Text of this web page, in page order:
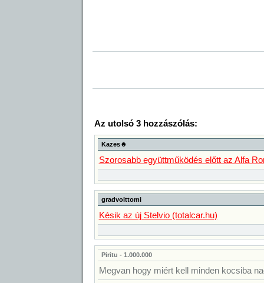
Az utolsó 3 hozzászólás:
Kazes☻
Szorosabb együttműködés előtt az Alfa
gradvolttomi
Késik az új Stelvio (totalcar.hu)
Piritu - 1.000.000
Megvan hogy miért kell minden kocsiba